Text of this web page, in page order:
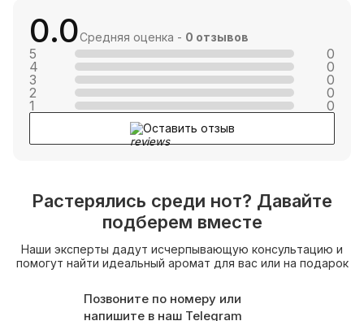
0.0Средняя оценка - 0 отзывов
5
0
4
0
3
0
2
0
1
0
Оставить отзыв
Растерялись среди нот? Давайте
подберем вместе
Наши эксперты дадут исчерпывающую консультацию и
помогут найти идеальный аромат для вас или на подарок
Позвоните по номеру или
напишите в наш Telegram